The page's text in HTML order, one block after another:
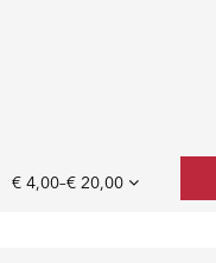
€ 4,00–€ 20,00